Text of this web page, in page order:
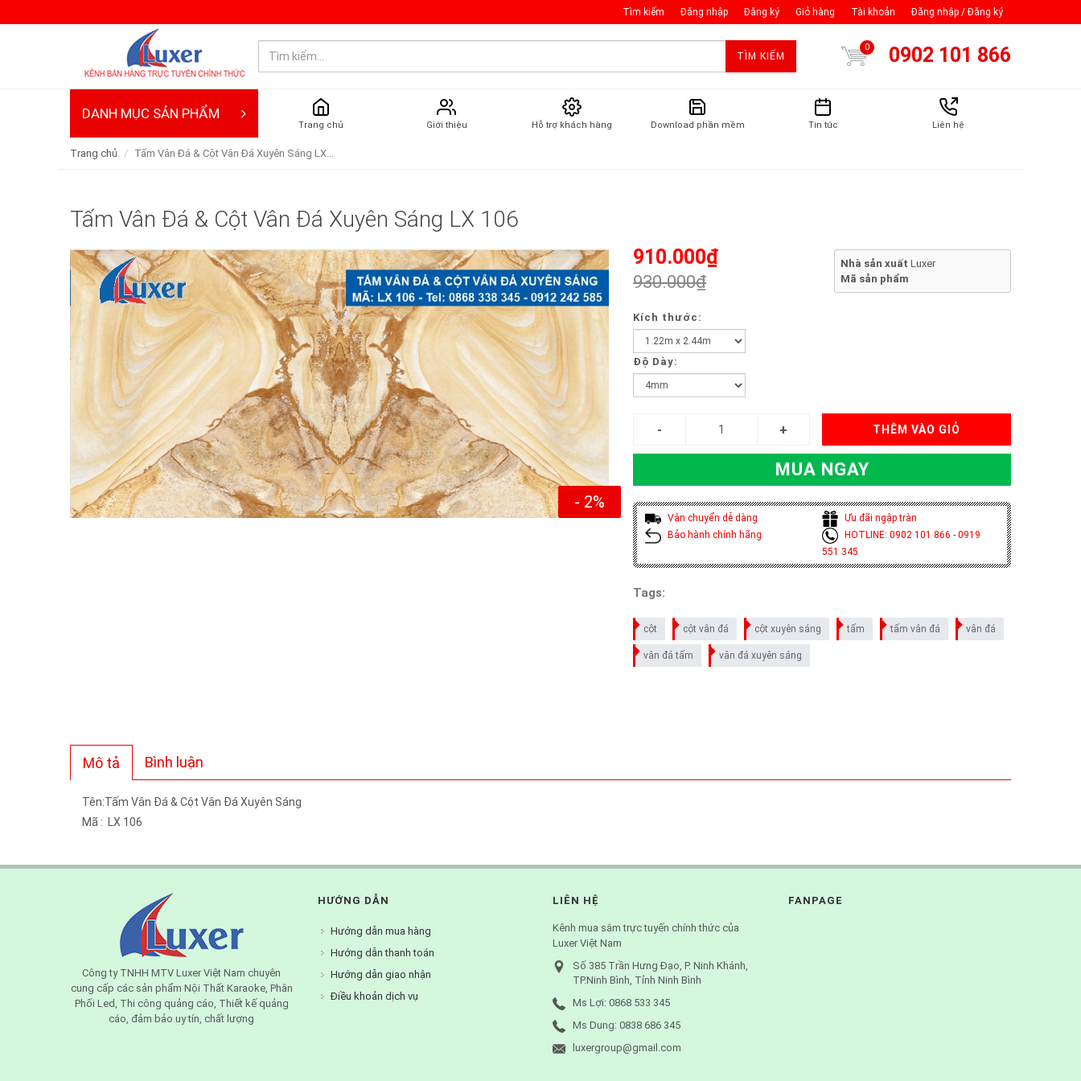
Tìm kiếm Đăng nhập Đăng ký Giỏ hàng Tài khoản Đăng nhập / Đăng ký
TÌM KIẾM
0 0902 101 866
DANH MỤC SẢN PHẨM
Trang chủ Giới thiệu Hỗ trợ khách hàng Download phần mềm Tin tức Liên hệ
Trang chủ Tấm Vân Đá & Cột Vân Đá Xuyên Sáng LX...
Tấm Vân Đá & Cột Vân Đá Xuyên Sáng LX 106
- 2%
910.000₫
930.000₫
Nhà sản xuất Luxer
Mã sản phẩm
Kích thước:
Độ Dày:
THÊM VÀO GIỎ
MUA NGAY
Vận chuyển dễ dàng
Ưu đãi ngập tràn
Bảo hành chính hãng
HOTLINE: 0902 101 866 - 0919
551 345
Tags:
cột cột vân đá cột xuyên sáng tấm tấm vân đá vân đá
vân đá tấm vân đá xuyên sáng
Mô tả Bình luận
Tên:Tấm Vân Đá & Cột Vân Đá Xuyên Sáng
Mã : LX 106
Công ty TNHH MTV Luxer Việt Nam chuyên
cung cấp các sản phẩm Nội Thất Karaoke, Phân
Phối Led, Thi công quảng cáo, Thiết kế quảng
cáo, đảm bảo uy tín, chất lượng
HƯỚNG DẪN
Hướng dẫn mua hàng
Hướng dẫn thanh toán
Hướng dẫn giao nhận
Điều khoản dịch vụ
LIÊN HỆ
Kênh mua sắm trực tuyến chính thức của
Luxer Việt Nam
Số 385 Trần Hưng Đạo, P. Ninh Khánh,
TP.Ninh Bình, Tỉnh Ninh Bình
Ms Lợi: 0868 533 345
Ms Dung: 0838 686 345
luxergroup@gmail.com
FANPAGE